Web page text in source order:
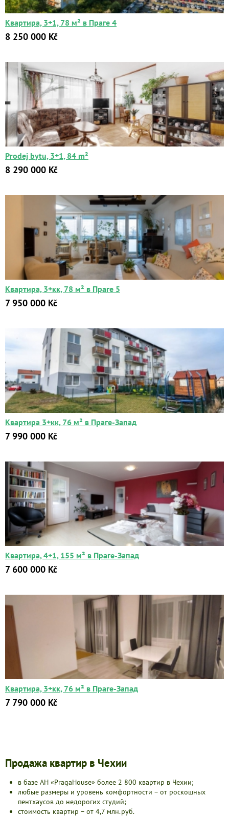
Продажа квартир в Чехии
в базе АН «PragaHouse» более 2 800 квартир в Чехии;
любые размеры и уровень комфортности – от роскошных
пентхаусов до недорогих студий;
стоимость квартир – от 4,7 млн.руб.
Квартира, 3+1, 78 м² в Праге 4
8 250 000 Kč
Prodej bytu, 3+1, 84 m²
8 290 000 Kč
Квартира, 3+кк, 78 м² в Праге 5
7 950 000 Kč
Квартира 3+кк, 76 м² в Праге-Запад
7 990 000 Kč
Квартира, 4+1, 155 м² в Праге-Запад
7 600 000 Kč
Квартира, 3+кк, 76 м² в Праге-Запад
7 790 000 Kč